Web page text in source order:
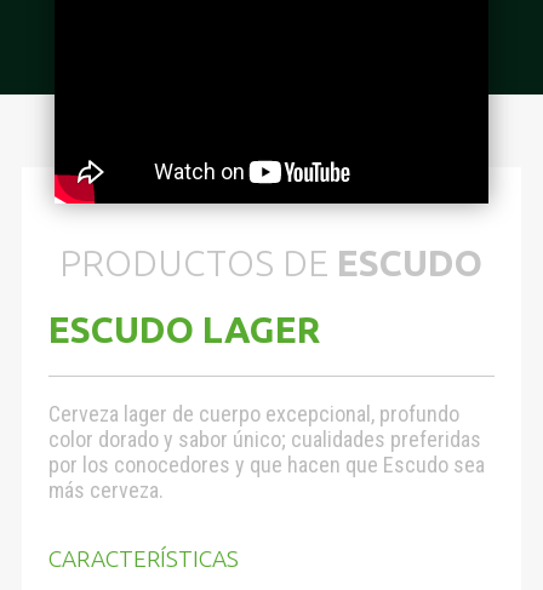
PRODUCTOS DE ESCUDO
ESCUDO LAGER
Cerveza lager de cuerpo excepcional, profundo
color dorado y sabor único; cualidades preferidas
por los conocedores y que hacen que Escudo sea
más cerveza.
CARACTERÍSTICAS